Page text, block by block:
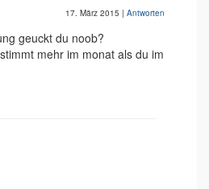
17. März 2015 | Antworten
geuckt du noob?
mehr im monat als du im